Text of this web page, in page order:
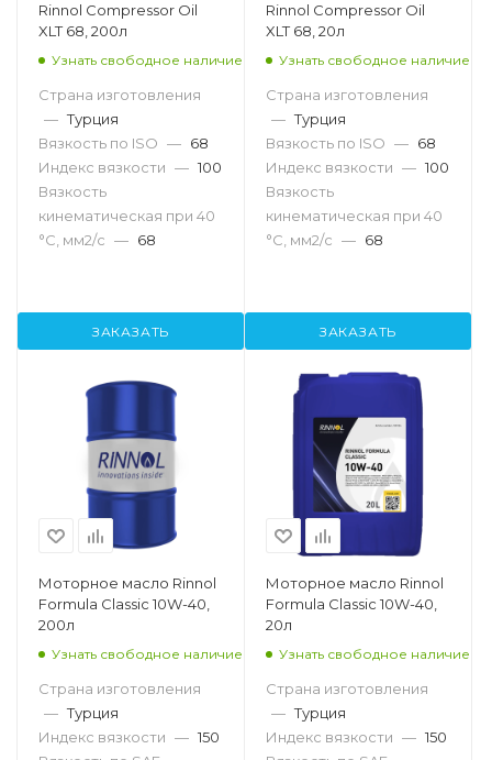
Rinnol Compressor Oil
XLT 68, 200л
Узнать свободное наличие
Страна изготовления
— Турция
Вязкость по ISO — 68
Индекс вязкости — 100
Вязкость
кинематическая при 40
°С, мм2/с — 68
ЗАКАЗАТЬ
Rinnol Compressor Oil
XLT 68, 20л
Узнать свободное наличие
Страна изготовления
— Турция
Вязкость по ISO — 68
Индекс вязкости — 100
Вязкость
кинематическая при 40
°С, мм2/с — 68
ЗАКАЗАТЬ
Моторное масло Rinnol
Formula Classic 10W-40,
200л
Узнать свободное наличие
Страна изготовления
— Турция
Индекс вязкости — 150
Моторное масло Rinnol
Formula Classic 10W-40,
20л
Узнать свободное наличие
Страна изготовления
— Турция
Индекс вязкости — 150